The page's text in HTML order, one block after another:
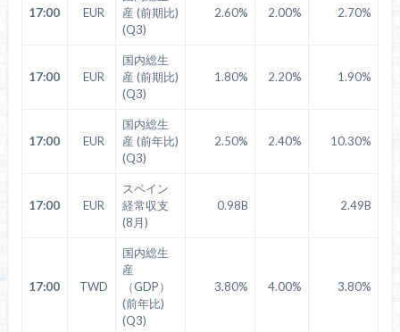
17:00 EUR
産 (前期比)
(Q3)
2.60% 2.00% 2.70%
17:00 EUR
国内総生
産 (前期比)
(Q3)
1.80% 2.20% 1.90%
17:00 EUR
国内総生
産 (前年比)
(Q3)
2.50% 2.40% 10.30%
17:00 EUR
スペイン
経常収支
(8月)
0.98B 2.49B
17:00 TWD
国内総生
産
（GDP）
(前年比)
(Q3)
3.80% 4.00% 3.80%